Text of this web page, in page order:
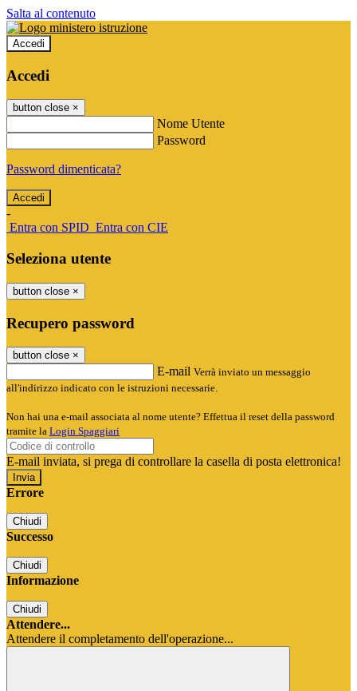
Salta al contenuto
Accedi
Accedi
button close ×
Nome Utente
Password
Password dimenticata?
-
Entra con SPID Entra con CIE
Seleziona utente
button close ×
Recupero password
button close ×
E-mail Verrà inviato un messaggio
all'indirizzo indicato con le istruzioni necessarie.
Non hai una e-mail associata al nome utente? Effettua il reset della password
tramite la Login Spaggiari
E-mail inviata, si prega di controllare la casella di posta elettronica!
Errore
Chiudi
Successo
Chiudi
Informazione
Chiudi
Attendere...
Attendere il completamento dell'operazione...